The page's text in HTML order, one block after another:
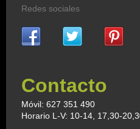
Redes sociales
Contacto
Móvil: 627 351 490
Horario L-V: 10-14, 17,30-